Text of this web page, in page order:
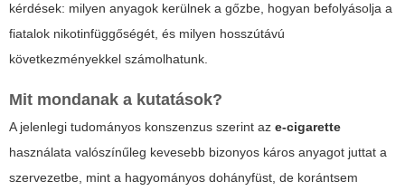
kérdések: milyen anyagok kerülnek a gőzbe, hogyan befolyásolja a
fiatalok nikotinfüggőségét, és milyen hosszútávú
következményekkel számolhatunk.
Mit mondanak a kutatások?
A jelenlegi tudományos konszenzus szerint az e-cigarette
használata valószínűleg kevesebb bizonyos káros anyagot juttat a
szervezetbe, mint a hagyományos dohányfüst, de korántsem